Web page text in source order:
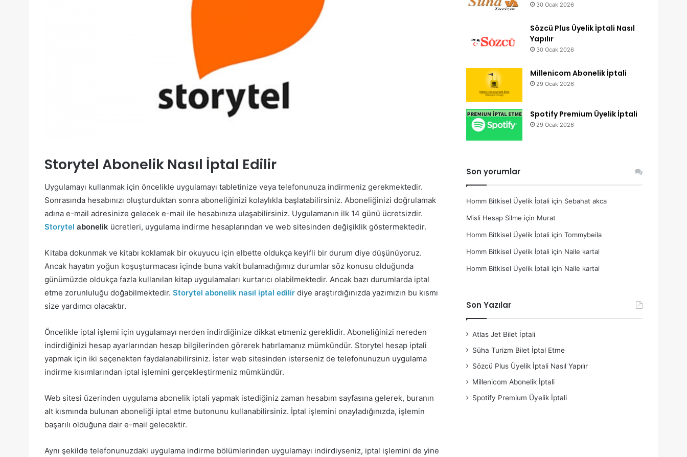
Storytel Abonelik Nasıl İptal Edilir
Uygulamayı kullanmak için öncelikle uygulamayı tabletinize veya telefonunuza indirmeniz gerekmektedir.
Sonrasında hesabınızı oluşturduktan sonra aboneliğinizi kolaylıkla başlatabilirsiniz. Aboneliğinizi doğrulamak
adına e-mail adresinize gelecek e-mail ile hesabınıza ulaşabilirsiniz. Uygulamanın ilk 14 günü ücretsizdir.
Storytel abonelik ücretleri, uygulama indirme hesaplarından ve web sitesinden değişiklik göstermektedir.
Kitaba dokunmak ve kitabı koklamak bir okuyucu için elbette oldukça keyifli bir durum diye düşünüyoruz.
Ancak hayatın yoğun koşuşturmacası içinde buna vakit bulamadığımız durumlar söz konusu olduğunda
günümüzde oldukça fazla kullanılan kitap uygulamaları kurtarıcı olabilmektedir. Ancak bazı durumlarda iptal
etme zorunluluğu doğabilmektedir. Storytel abonelik nasıl iptal edilir diye araştırdığınızda yazımızın bu kısmı
size yardımcı olacaktır.
Öncelikle iptal işlemi için uygulamayı nerden indirdiğinize dikkat etmeniz gereklidir. Aboneliğinizi nereden
indirdiğinizi hesap ayarlarından hesap bilgilerinden görerek hatırlamanız mümkündür. Storytel hesap iptali
yapmak için iki seçenekten faydalanabilirsiniz. İster web sitesinden isterseniz de telefonunuzun uygulama
indirme kısımlarından iptal işlemini gerçekleştirmeniz mümkündür.
Web sitesi üzerinden uygulama abonelik iptali yapmak istediğiniz zaman hesabım sayfasına gelerek, buranın
alt kısmında bulunan aboneliği iptal etme butonunu kullanabilirsiniz. İptal işlemini onayladığınızda, işlemin
başarılı olduğuna dair e-mail gelecektir.
Aynı şekilde telefonunuzdaki uygulama indirme bölümlerinden uygulamayı indirdiyseniz, iptal işlemini de yine
30 Ocak 2026
Sözcü Plus Üyelik İptali Nasıl
Yapılır
30 Ocak 2026
Millenicom Abonelik İptali
29 Ocak 2026
Spotify Premium Üyelik İptali
29 Ocak 2026
Son yorumlar
Homm Bitkisel Üyelik İptali için Sebahat akca
Misli Hesap Silme için Murat
Homm Bitkisel Üyelik İptali içinTommybeila
Homm Bitkisel Üyelik İptali için Naile kartal
Homm Bitkisel Üyelik İptali için Naile kartal
Son Yazılar
Atlas Jet Bilet İptali
Süha Turizm Bilet İptal Etme
Sözcü Plus Üyelik İptali Nasıl Yapılır
Millenicom Abonelik İptali
Spotify Premium Üyelik İptali